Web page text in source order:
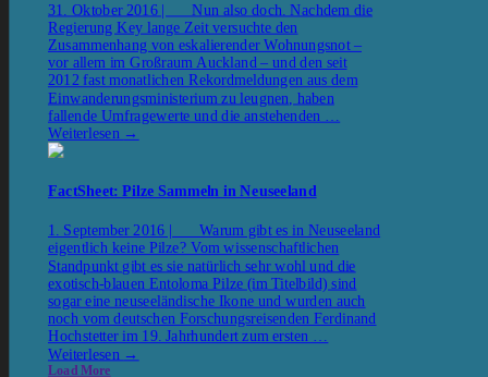
31. Oktober 2016 | Nun also doch. Nachdem die
Regierung Key lange Zeit versuchte den
Zusammenhang von eskalierender Wohnungsnot –
vor allem im Großraum Auckland – und den seit
2012 fast monatlichen Rekordmeldungen aus dem
Einwanderungsministerium zu leugnen, haben
fallende Umfragewerte und die anstehenden …
Weiterlesen →
FactSheet: Pilze Sammeln in Neuseeland
1. September 2016 | Warum gibt es in Neuseeland
eigentlich keine Pilze? Vom wissenschaftlichen
Standpunkt gibt es sie natürlich sehr wohl und die
exotisch-blauen Entoloma Pilze (im Titelbild) sind
sogar eine neuseeländische Ikone und wurden auch
noch vom deutschen Forschungsreisenden Ferdinand
Hochstetter im 19. Jahrhundert zum ersten …
Weiterlesen →
Load More